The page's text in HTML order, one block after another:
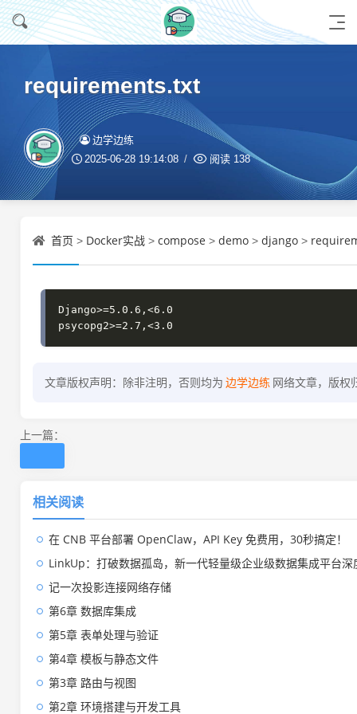
requirements.txt
边学边练
2025-06-28 19:14:08 阅读 138
首页 > Docker实战 > compose > demo > django >
Django>=5.0.6,<6.0
文章版权声明：除非注明，否则均为 边学边练 网络文章，版权
上一篇：
相关阅读
在 CNB 平台部署 OpenClaw，API Key 免费用，30秒搞定！
LinkUp：打破数据孤岛，新一代轻量级企业级数据集成平台深
记一次投影连接网络存储
第6章 数据库集成
第5章 表单处理与验证
第4章 模板与静态文件
第3章 路由与视图
第2章 环境搭建与开发工具